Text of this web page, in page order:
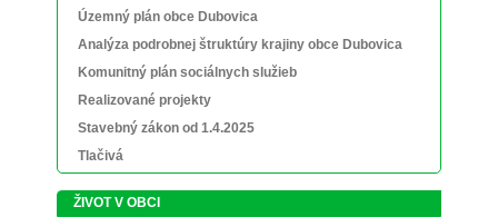
Územný plán obce Dubovica
Analýza podrobnej štruktúry krajiny obce Dubovica
Komunitný plán sociálnych služieb
Realizované projekty
Stavebný zákon od 1.4.2025
Tlačivá
ŽIVOT V OBCI